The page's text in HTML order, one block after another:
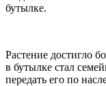
бутылке.
Растение достигло
в бутылке стал
передать его по